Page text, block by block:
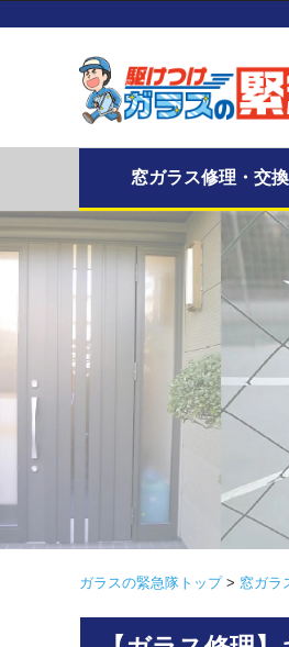
窓ガラス修理・交換
ガラスの緊急隊トップ> 窓ガラ